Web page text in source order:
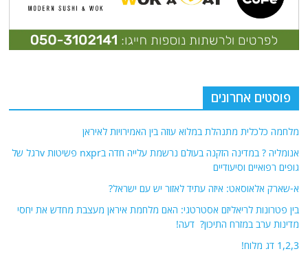
פוסטים אחרונים
מלחמה כלכלית מתנהלת במלוא עוזה בין האמירויות לאיראן
אנומליה ? במדינה הזקנה בעולם נרשמת עלייה חדה בnxpr פשיטות vרגל של
גופים רפואיים וסיעודיים
א-שארק אלאוסאט: איזה עתיד לאזור יש עם ישראל?
בין פטרונות לריאליזם אסטרטגי: האם מלחמת איראן מעצבת מחדש את יחסי
מדינות ערב במזרח התיכון? דעה!
1,2,3 דג מלוח!